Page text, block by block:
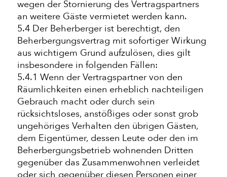
wegen der Stornierung des Vertragspartners
an weitere Gäste vermietet werden kann.
5.4 Der Beherberger ist berechtigt, den
Beherbergungsvertrag mit sofortiger Wirkung
aus wichtigem Grund aufzulösen, dies gilt
insbesondere in folgenden Fällen:
5.4.1 Wenn der Vertragspartner von den
Räumlichkeiten einen erheblich nachteiligen
Gebrauch macht oder durch sein
rücksichtsloses, anstößiges oder sonst grob
ungehöriges Verhalten den übrigen Gästen,
dem Eigentümer, dessen Leute oder den im
Beherbergungsbetrieb wohnenden Dritten
gegenüber das Zusammenwohnen verleidet